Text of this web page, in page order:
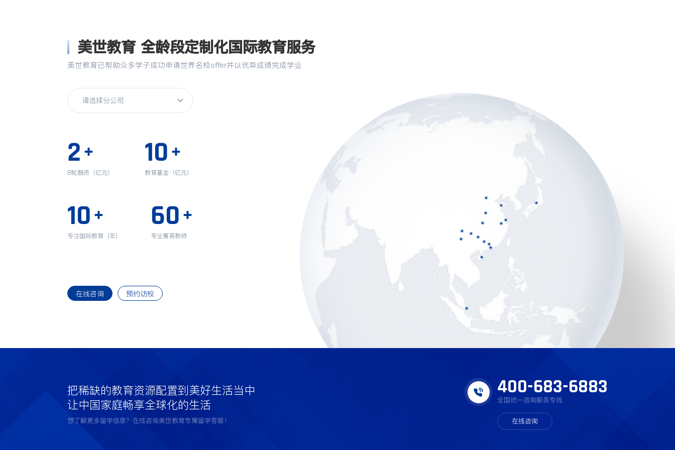
美世教育 全龄段定制化国际教育服务
美世教育已帮助众多学子成功申请世界名校offer并以优异成绩完成学业
2+
B轮融资（亿元）
10+
教育基金（亿元）
10+
专注国际教育（年）
60+
专业菁英教师
在线咨询 预约访校
把稀缺的教育资源配置到美好生活当中
让中国家庭畅享全球化的生活
想了解更多留学信息？在线咨询美世教育专属留学客服！
400-683-6883
全国统一咨询服务专线
在线咨询